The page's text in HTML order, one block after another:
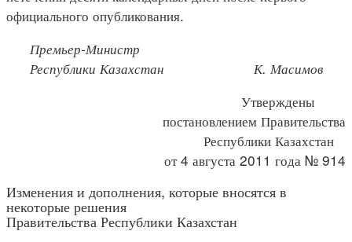
официального опубликования.
Премьер-Министр
Республики Казахстан К. Масимов
Утверждены
постановлением Правительства
Республики Казахстан
от 4 августа 2011 года № 914
Изменения и дополнения, которые вносятся в
некоторые решения
Правительства Республики Казахстан